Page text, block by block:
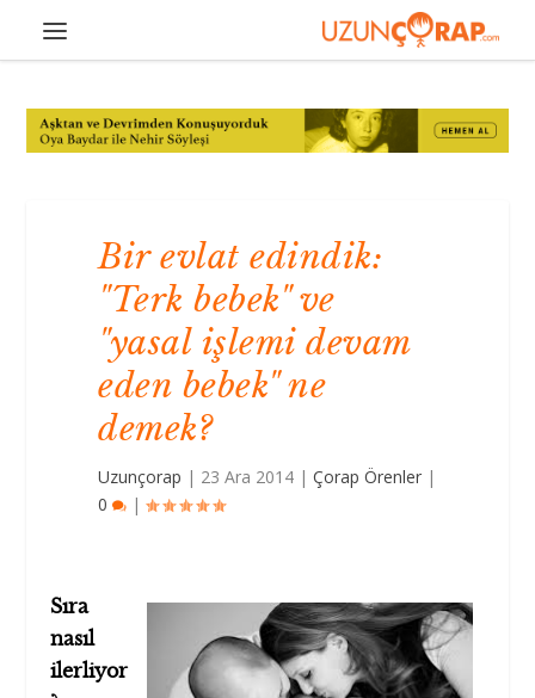
Bir evlat edindik:
"Terk bebek" ve
"yasal işlemi devam
eden bebek" ne
demek?
Uzunçorap | 23 Ara 2014 |Çorap Örenler |
0
|
Sıra
nasıl
ilerliyor